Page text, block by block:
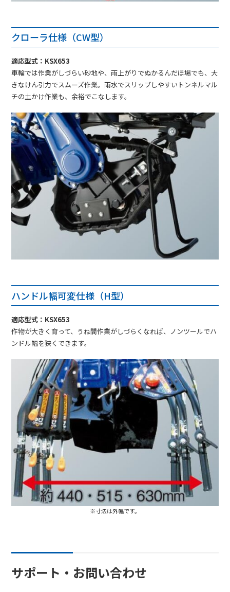
クローラ仕様（CW型）
適応型式：KSX653
車輪では作業がしづらい砂地や、雨上がりでぬかるんだほ場でも、大
きなけん引力でスムーズ作業。雨水でスリップしやすいトンネルマル
チの土かけ作業も、余裕でこなします。
ハンドル幅可変仕様（H型）
適応型式：KSX653
作物が大きく育って、うね間作業がしづらくなれば、ノンツールでハ
ンドル幅を狭くできます。
※寸法は外幅です。
サポート・お問い合わせ